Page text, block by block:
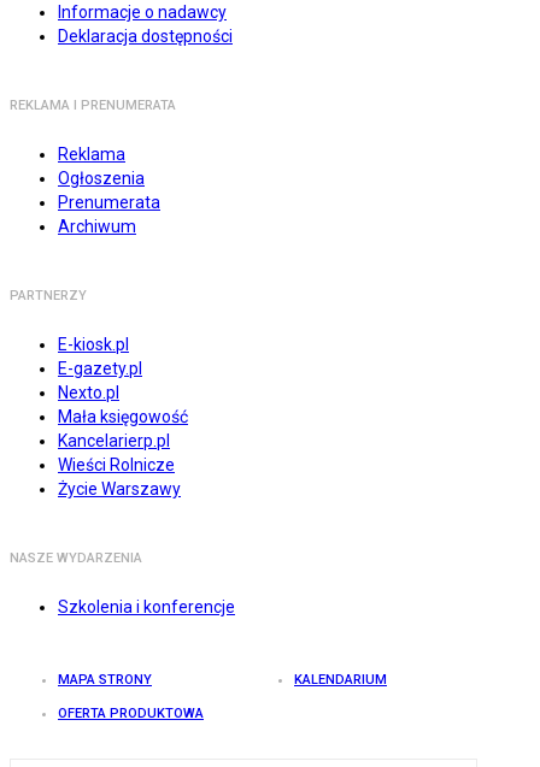
Informacje o nadawcy
Deklaracja dostępności
REKLAMA I PRENUMERATA
Reklama
Ogłoszenia
Prenumerata
Archiwum
PARTNERZY
E-kiosk.pl
E-gazety.pl
Nexto.pl
Mała księgowość
Kancelarierp.pl
Wieści Rolnicze
Życie Warszawy
NASZE WYDARZENIA
Szkolenia i konferencje
MAPA STRONY KALENDARIUM
OFERTA PRODUKTOWA